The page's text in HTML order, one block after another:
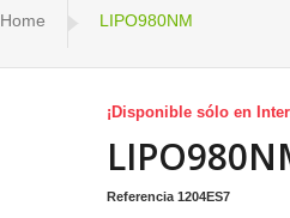
Home LIPO980NM
¡Disponible sólo en
Referencia 1204ES7